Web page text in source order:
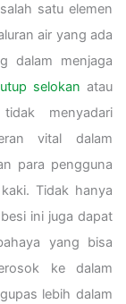
satu elemen
air yang ada
dalam menjaga
selokan atau
menyadari
vital dalam
para pengguna
Tidak hanya
ini juga dapat
yang bisa
ke dalam
lebih dalam